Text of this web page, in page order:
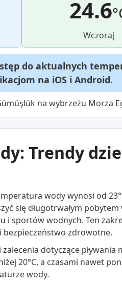
24.6
Wczoraj
do aktualnych
na iOS i Android.
na wybrzeżu Morza
Trendy
wody wynosi od
się długotrwałym
i sportów wodnych. Ten
bezpieczeństwo zdrowotne.
dotyczące
20°C, a czasami nawet
wody.